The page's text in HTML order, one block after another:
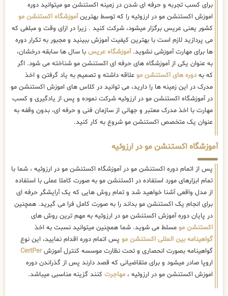
برای کسب تجربه و حرفه ای شدن در زمینه اکستنشن مو میتوانید دوره
اموزش اکستنشن مو در ارزوئیه را که توسط بهترینآموزشگاه اکستنشن مو
کشور یعنی عریس برگزار میشود، شرکت کنید . زیرا در ازای وقت و مبلغی که
می پردازید لازم است با بهترین کیفیت آموزش ببینید و مجبور به تکرار دوره
ها برای مهارت آموزشی نشوید.آموزشگاه عریس با سال ها سابقه درخشان،
به عنوان یکی از آموزشگاه های حرفه ای اکستنشن مو شناخته می شود. اگر
که بهدوره های اکستنشن مو علاقه داشته و تصمیم به یاد گرفتن و اخذ
مدرک در این زمینه ها را دارید، می توانید در کلاس های اموزش اکستنشن مو
در آموزشگاه اکستنشن مو در ارزوئیه شرکت نموده و پس از یادگیری و کسب
مهارت با اخذ مدرک معتبر و جهانی از سازمان فنی و حرفه ای، بدون وقفه به
عنوان یک متخصص اکستنشن مو شروع به کار کنید.
آموزشگاه اکستنشن مو در ارزوئیه
پس از اتمام دوره اکستنشن مو در آموزشگاه اکستنشن مو در ارزوئیه ، شما با
تمام ابزارهای مورد استفاده در اکستنشن مو به صورت کاملا عملی با استفاده
از مدل واقعی آشنا خواهید شد و تمام روش هایی که یک آرایشگر حرفه ای
برای انجام یک اکستنشن مو بداند را به صورت کامل فرا می گیرید. همچنین
در پایان دوره آموزش اکستنشن مو در ارزوئیه به مهم ترین روش های
اکستنشن مو مسلط می شوید. شما همچنین میتوانید نسبت به اخذ
گواهینامه بین المللی اکستنشن مو پس اتمام دوره اقدام نمایید، این نوع
گواهینامه بصورت انحصاری و تحت نظارت موسسه کنترل آموزشCertPer
اروپا صادر میشود و برای متقاضیانی که قصد دارند پس از گذراندن دوره
اموزش اکستنشن مو در ارزوئیه ، مهاجرت کنند گزینه مناسبی میباشد.